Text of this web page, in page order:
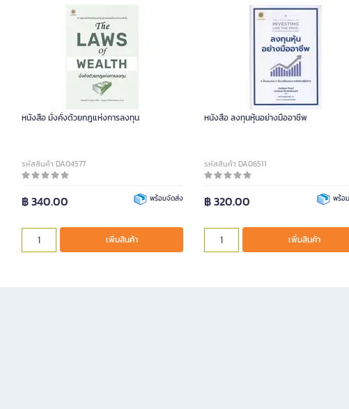
หนังสือ มั่งคั่งด้วยกฎแห่งการลงทุน
รหัสสินค้า DA04577
฿ 340.00 พร้อมจัดส่ง
เพิ่มสินค้า
หนังสือ ลงทุนหุ้นอย่างมืออาชีพ
รหัสสินค้า DA06511
฿ 320.00 พร้อ
เพิ่มสินค้า